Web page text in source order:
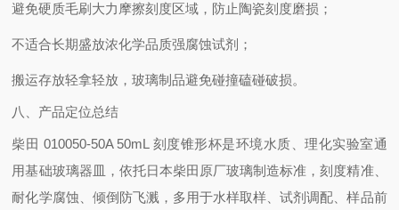
避免硬质毛刷大力摩擦刻度区域，防止陶瓷刻度磨损；
不适合长期盛放浓化学品质强腐蚀试剂；
搬运存放轻拿轻放，玻璃制品避免碰撞磕碰破损。
八、产品定位总结
柴田 010050-50A 50mL 刻度锥形杯是环境水质、理化实验室通
用基础玻璃器皿，依托日本柴田原厂玻璃制造标准，刻度精准、
耐化学腐蚀、倾倒防飞溅，多用于水样取样、试剂调配、样品前